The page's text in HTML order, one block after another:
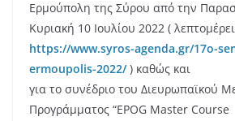
Ερμούπολη της Σύρου από την
Κυριακή 10 Ιουλίου 2022 (
https://www.syros-agenda.gr/17o-
ermoupolis-2022/) καθώς και
για το συνέδριο του Διευρωπαϊκού
Προγράμματος “EPOG Master Course